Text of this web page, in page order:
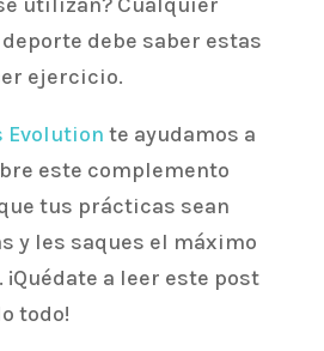
debe saber estas
ejercicio.
Evolution te ayudamos a
este complemento
tus prácticas sean
y les saques el máximo
a leer este post
todo!